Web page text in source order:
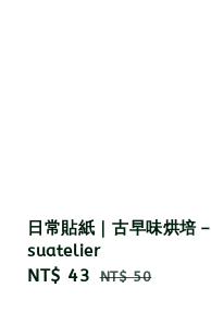
日常貼紙｜古早味烘培－
suatelier
Sale
NT$ 43 Regular
NT$ 50